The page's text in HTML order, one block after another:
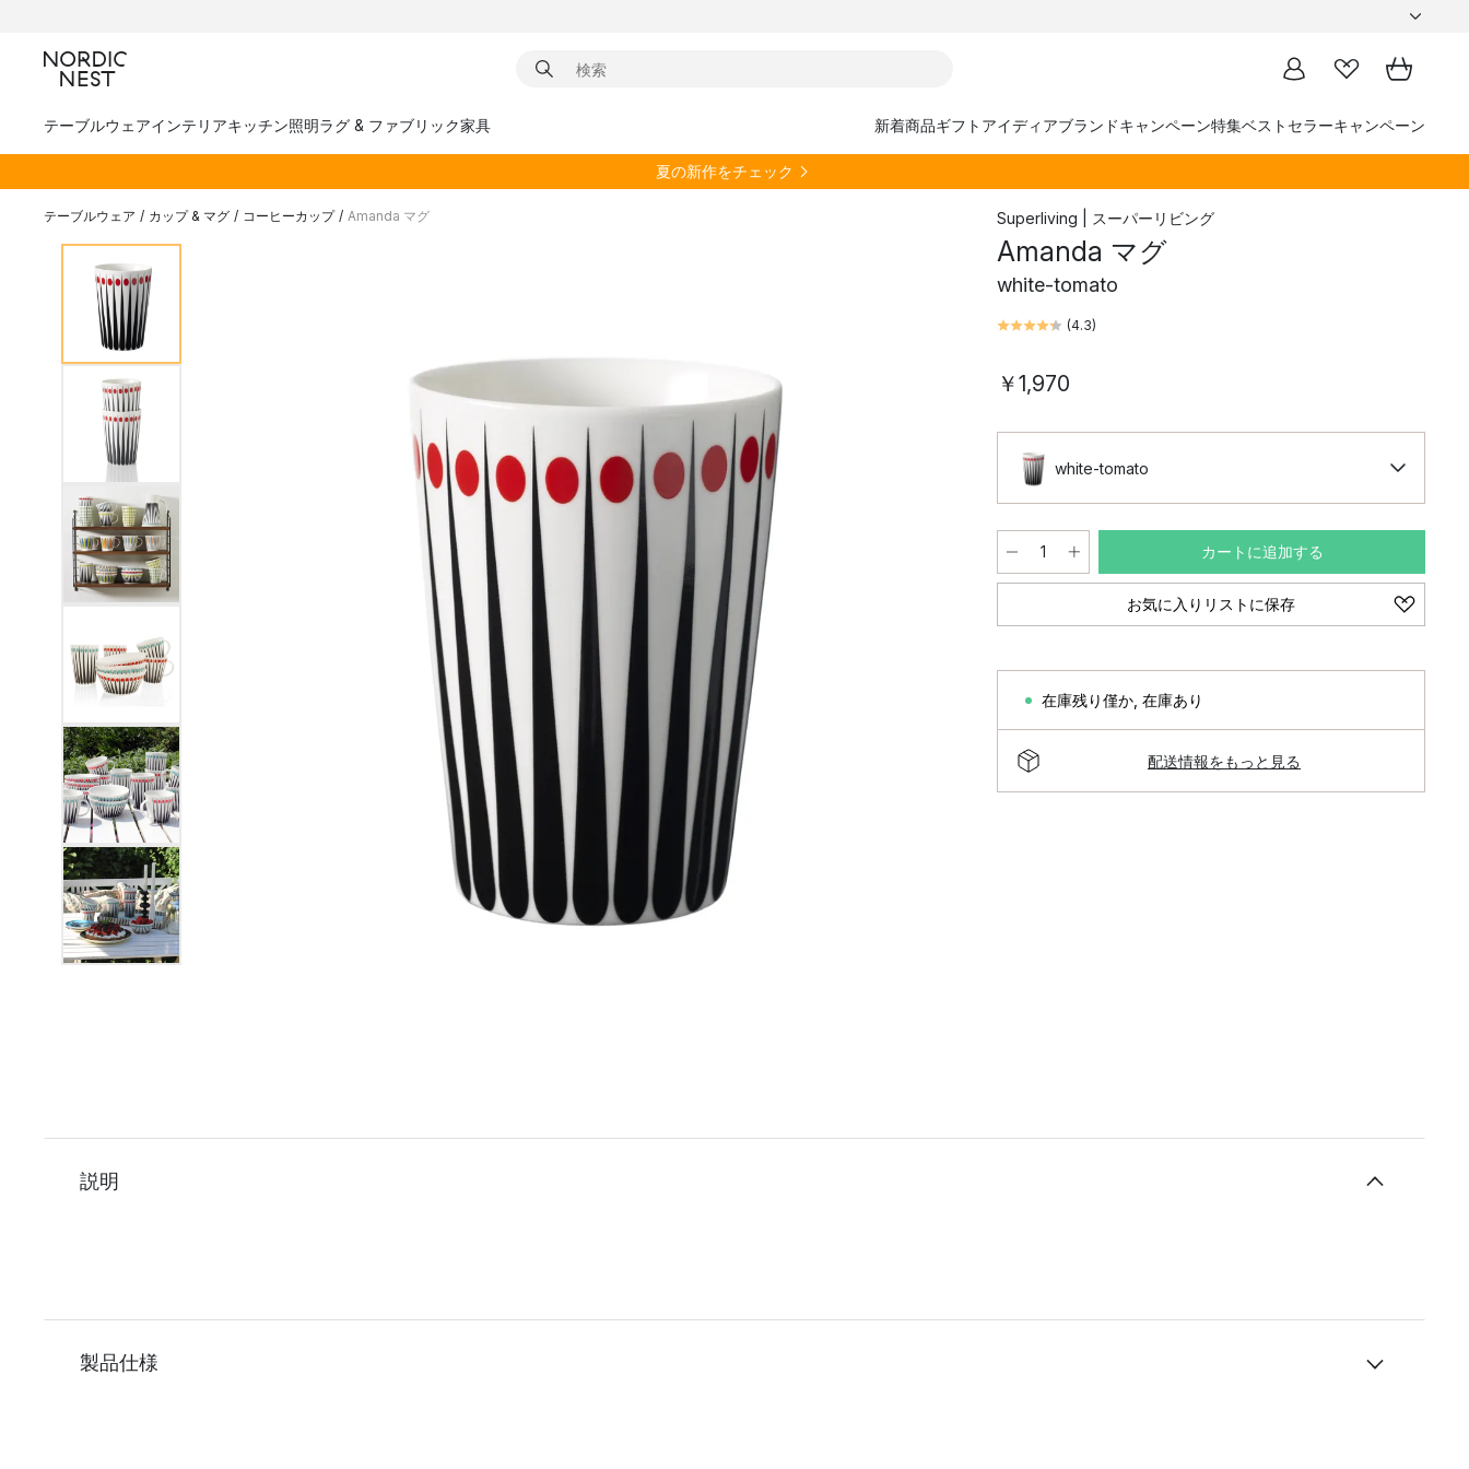
テーブルウェアインテリアキッチン照明ラグ & ファブリック家具 新着商品ギフトアイディアブランドキャンペーン特集ベストセラーキャンペーン
夏の新作をチェック
テーブルウェア / カップ & マグ / コーヒーカップ / Amanda マグ Superliving | スーパーリビング
Amanda マグ
white-tomato
(4.3)
￥1,970
white-tomato
カートに追加する
お気に入りリストに保存
在庫残り僅か 在庫あり
配送情報をもっと見る
説明
製品仕様